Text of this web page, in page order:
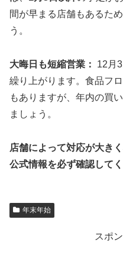
間が早まる店舗もあるた
う。
大晦日も短縮営業：
12月
繰り上がります。食品フ
もありますが、年内の買
ましょう。
店舗によって対応が大き
公式情報を必ず確認してく
年末年始
スポ